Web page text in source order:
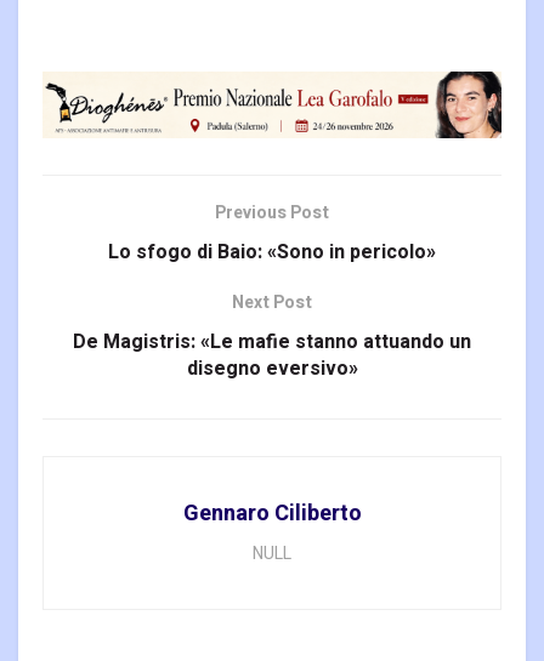
Previous Post
Lo sfogo di Baio: «Sono in pericolo»
Next Post
De Magistris: «Le mafie stanno attuando un
disegno eversivo»
Gennaro Ciliberto
NULL